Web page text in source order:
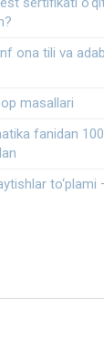
ona tili va
masallari
fanidan